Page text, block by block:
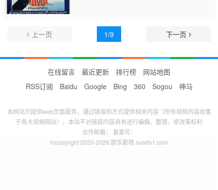
上一页 1/9 下一页
在线留言 最近更新 排行榜
网站地图
RSS订阅
Baidu Google Bing 360 Sogou 神马
本网站只提供web页面服务，通过链接的方式提供相关内容（所有视频内容收集
于各大视频网站），本站不对链接内容具有进行编辑、整理、修改等权利
合作邮箱： 备案号：
©copyright 2020-2026 欧乐影院 ouletv1.com